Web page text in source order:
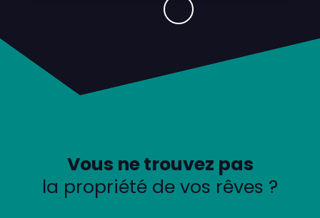
Vous ne trouvez pas
la propriété de vos rêves ?